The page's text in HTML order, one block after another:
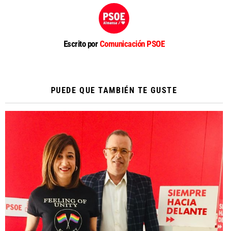
Escrito porComunicación PSOE
PUEDE QUE TAMBIÉN TE GUSTE